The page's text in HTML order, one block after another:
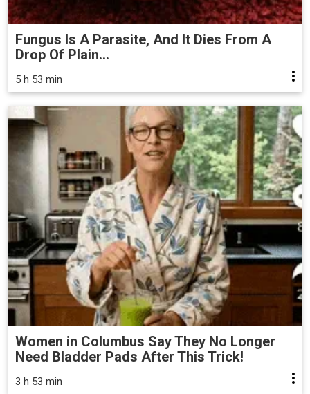
Fungus Is A Parasite, And It Dies From A
Drop Of Plain...
5 h 53 min
Women in Columbus Say They No Longer
Need Bladder Pads After This Trick!
3 h 53 min